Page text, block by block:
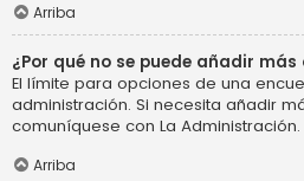
Arriba
¿Por qué no se puede añadir
El límite para opciones de una
administración. Si necesita añadir
comuníquese con La Administración.
Arriba